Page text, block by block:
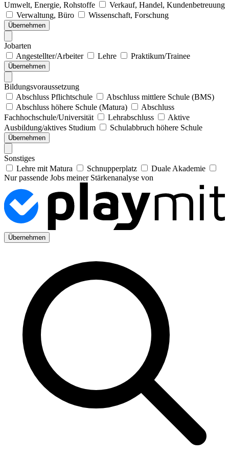
Umwelt, Energie, Rohstoffe
Verkauf, Handel, Kundenbetreuung
Verwaltung, Büro
Wissenschaft, Forschung
Übernehmen
Jobarten
Angestellter/Arbeiter
Lehre Praktikum/Trainee
Übernehmen
Bildungsvoraussetzung
Abschluss Pflichtschule
Abschluss mittlere Schule (BMS)
Abschluss höhere Schule (Matura)
Abschluss
Fachhochschule/Universität
Lehrabschluss
Aktive
Ausbildung/aktives Studium
Schulabbruch höhere Schule
Übernehmen
Sonstiges
Lehre mit Matura
Schnupperplatz
Duale Akademie
Nur passende Jobs meiner Stärkenanalyse von
Übernehmen